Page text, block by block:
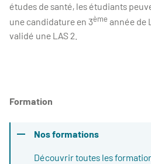
études de santé, les étudiants
une candidature en 3ème année de
validé une LAS 2.
Formation
Nos formations
Découvrir toutes les